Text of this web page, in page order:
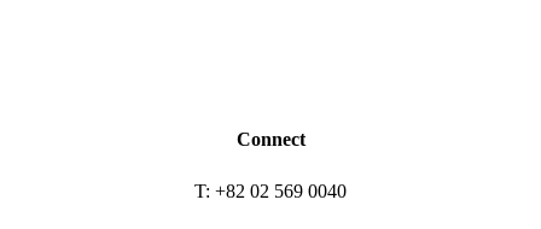
Connect
T: +82 02 569 0040